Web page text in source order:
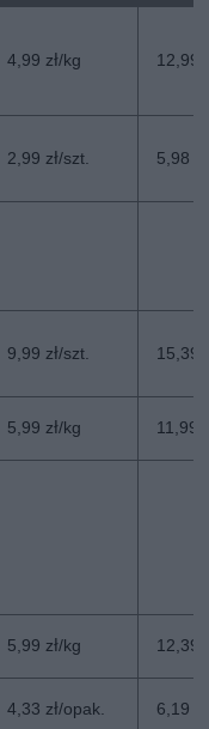
4,99 zł/kg 12,99
2,99 zł/szt. 5,98
9,99 zł/szt. 15,39
5,99 zł/kg 11,99
5,99 zł/kg 12,39
4,33 zł/opak. 6,19